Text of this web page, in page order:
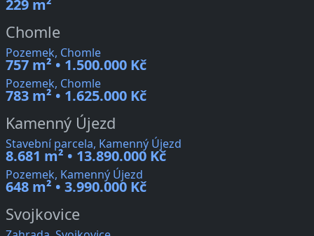
229 m²
Chomle
Pozemek, Chomle
757 m² • 1.500.000 Kč
Pozemek, Chomle
783 m² • 1.625.000 Kč
Kamenný Újezd
Stavební parcela, Kamenný Újezd
8.681 m² • 13.890.000 Kč
Pozemek, Kamenný Újezd
648 m² • 3.990.000 Kč
Svojkovice